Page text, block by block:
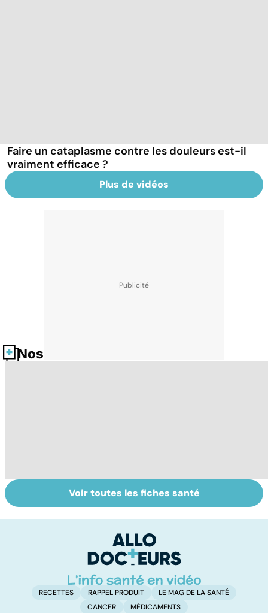
Faire un cataplasme contre les douleurs est-il
vraiment efficace ?
Plus de vidéos
Nos fiches santé
Retrouver du
tonus grâce aux
Arthrite,
polyarthrite... :
en souffrance
Voir toutes les fiches santé
RECETTES RAPPEL PRODUIT
LE MAG DE LA SANTÉ
CANCER
MÉDICAMENTS